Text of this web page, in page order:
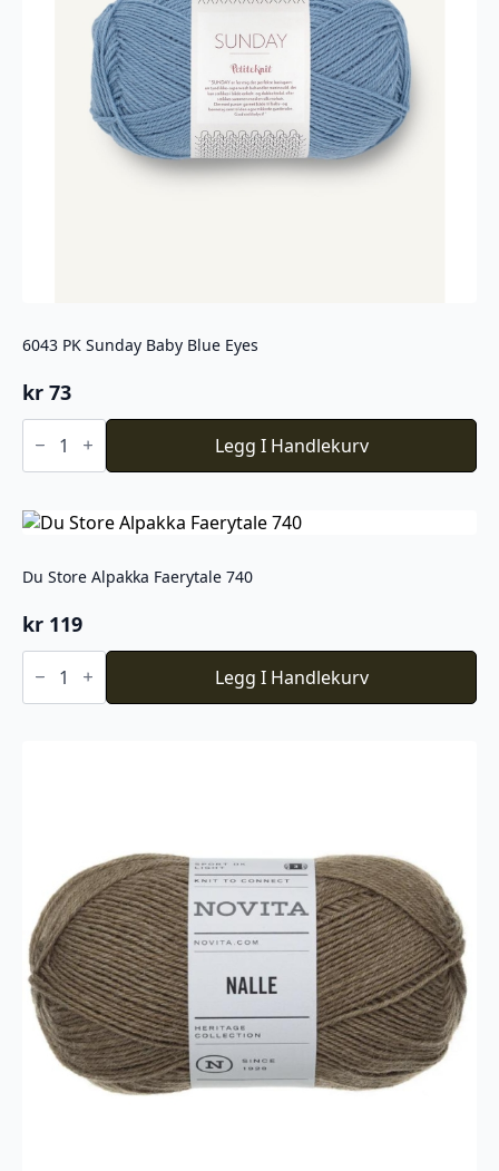
6043 PK Sunday Baby Blue Eyes
kr 73
6043
PK
Baby
Eyes
antall
Legg I Handlekurv
Du Store Alpakka Faerytale 740
kr 119
Du
Store
Faerytale
Legg I Handlekurv